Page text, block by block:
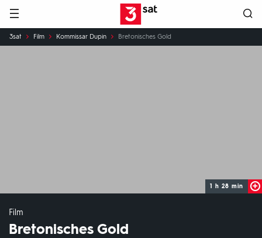
Hauptnavigation 3SAT
Sie
sind
3sat Film Kommissar Dupin Bretonisches Gold
1 h 28 min
Film
Bretonisches Gold